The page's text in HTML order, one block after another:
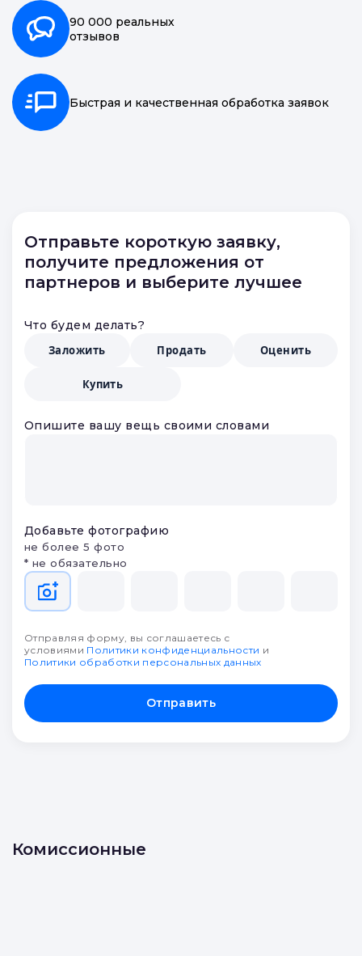
90 000 реальных
отзывов
Быстрая и качественная обработка заявок
Отправьте короткую заявку,
получите предложения от
партнеров и выберите лучшее
Что будем делать?
Заложить
Продать Оценить
Купить
Опишите вашу вещь своими словами
Добавьте фотографию
не более 5 фото
* не обязательно
Отправляя форму, вы соглашаетесь с
условиями Политики конфиденциальности и
Политики обработки персональных данных
Отправить
Комиссионные